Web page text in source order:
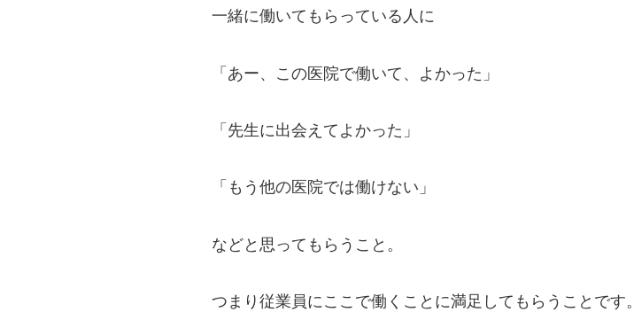
一緒に働いてもらっている人に
「あー、この医院で働いて、よかった」
「先生に出会えてよかった」
「もう他の医院では働けない」
などと思ってもらうこと。
つまり従業員にここで働くことに満足してもらうことです。